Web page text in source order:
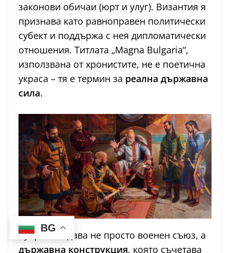
законови обичаи (юрт и улуг). Византия я
признава като равноправен политически
субект и поддържа с нея дипломатически
отношения. Титлата „Magna Bulgaria“,
използвана от хронистите, не е поетична
украса – тя е термин за реална държавна
сила.
Кубрат създава не просто военен съюз, а
държавна конструкция, която съчетава
BG